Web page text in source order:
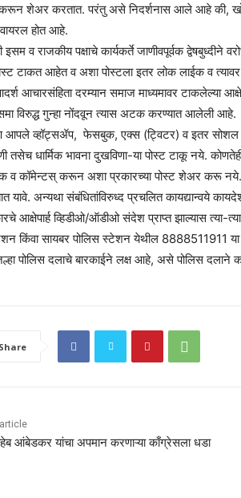
शेअर करतात. परंतु असे निदर्शनास आले आहे की,
वायरल होत आहे.
व राजकीय पक्षाचे कार्यकर्ते जाणीवपूर्वक द्वेषबुध्दीने
टाकत आहेत व अशा पोस्टला इतर लोक लाईक व
आचारसंहिता दरम्यान समाज माध्यमावर टाकलेल्या
विरुद्ध गुन्हा नोंदवून त्यास अटक करण्यात आलेली आहे.
व्हॉट्सॲप, फेसबुक, एक्स (ट्विटर) व इतर सोशल
तसेच धार्मिक भावना दुखविणा-या पोस्ट टाकू नये.
व कॉमेन्टस् करून अशा प्रकारच्या पोस्ट शेअर करू नये.
यावे. अन्यथा संबंधितांविरुध्द प्रचलित कायद्यान्वये
आक्षेपार्ह व्हिडीओ/ऑडीओ संदेश प्राप्त झाल्यास त्या-त्या
किंवा सायबर पोलिस स्टेशन येथील 8888511911 या
पोलिस दलाचे बारकाईने लक्ष आहे, असे पोलिस
Share
आंबेडकर यांचा अपमान करणाऱ्या काँग्रेसला धडा